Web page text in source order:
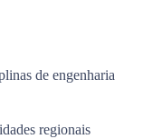
de engenharia
regionais